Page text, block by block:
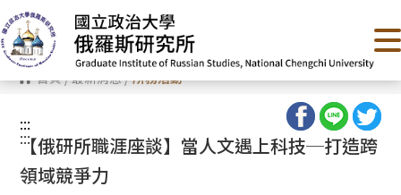
跳
到
主
要
內
容 首頁/最新消息/所務活動
:::
:::
【俄研所職涯座談】當人文遇上科技─打造跨
領域競爭力